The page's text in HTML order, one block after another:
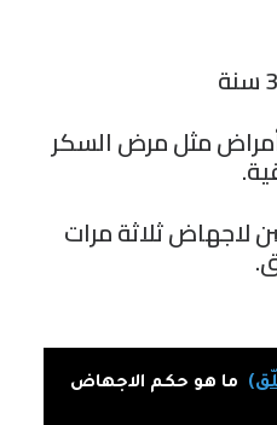
مثل مرض السكر
لاجهاض ثلاثة مرات
ما هو حكم الاجهاض